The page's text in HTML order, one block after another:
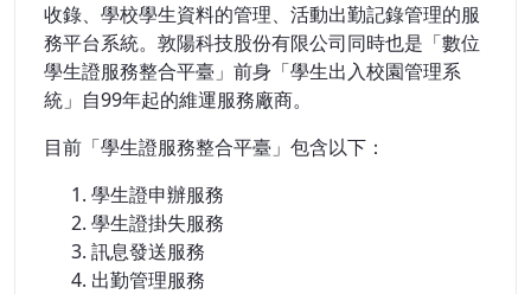
收錄、學校學生資料的管理、活動出勤記錄管理的服
務平台系統。敦陽科技股份有限公司同時也是「數位
學生證服務整合平臺」前身「學生出入校園管理系
統」自99年起的維運服務廠商。
目前「學生證服務整合平臺」包含以下：
學生證申辦服務
學生證掛失服務
訊息發送服務
出勤管理服務